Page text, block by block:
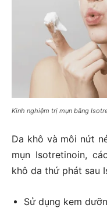
Kinh nghiệm trị mụn bằng
Da khô và môi nứt
mụn Isotretinoin,
khô da thứ phát sau
Sử dụng kem